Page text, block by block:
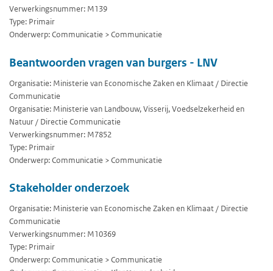
Verwerkingsnummer: M139
Type: Primair
Onderwerp: Communicatie > Communicatie
Beantwoorden vragen van burgers - LNV
Organisatie: Ministerie van Economische Zaken en Klimaat / Directie
Communicatie
Organisatie: Ministerie van Landbouw, Visserij, Voedselzekerheid en
Natuur / Directie Communicatie
Verwerkingsnummer: M7852
Type: Primair
Onderwerp: Communicatie > Communicatie
Stakeholder onderzoek
Organisatie: Ministerie van Economische Zaken en Klimaat / Directie
Communicatie
Verwerkingsnummer: M10369
Type: Primair
Onderwerp: Communicatie > Communicatie